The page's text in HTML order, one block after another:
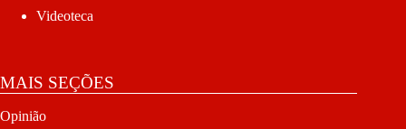
Videoteca
MAIS SEÇÕES
Opinião